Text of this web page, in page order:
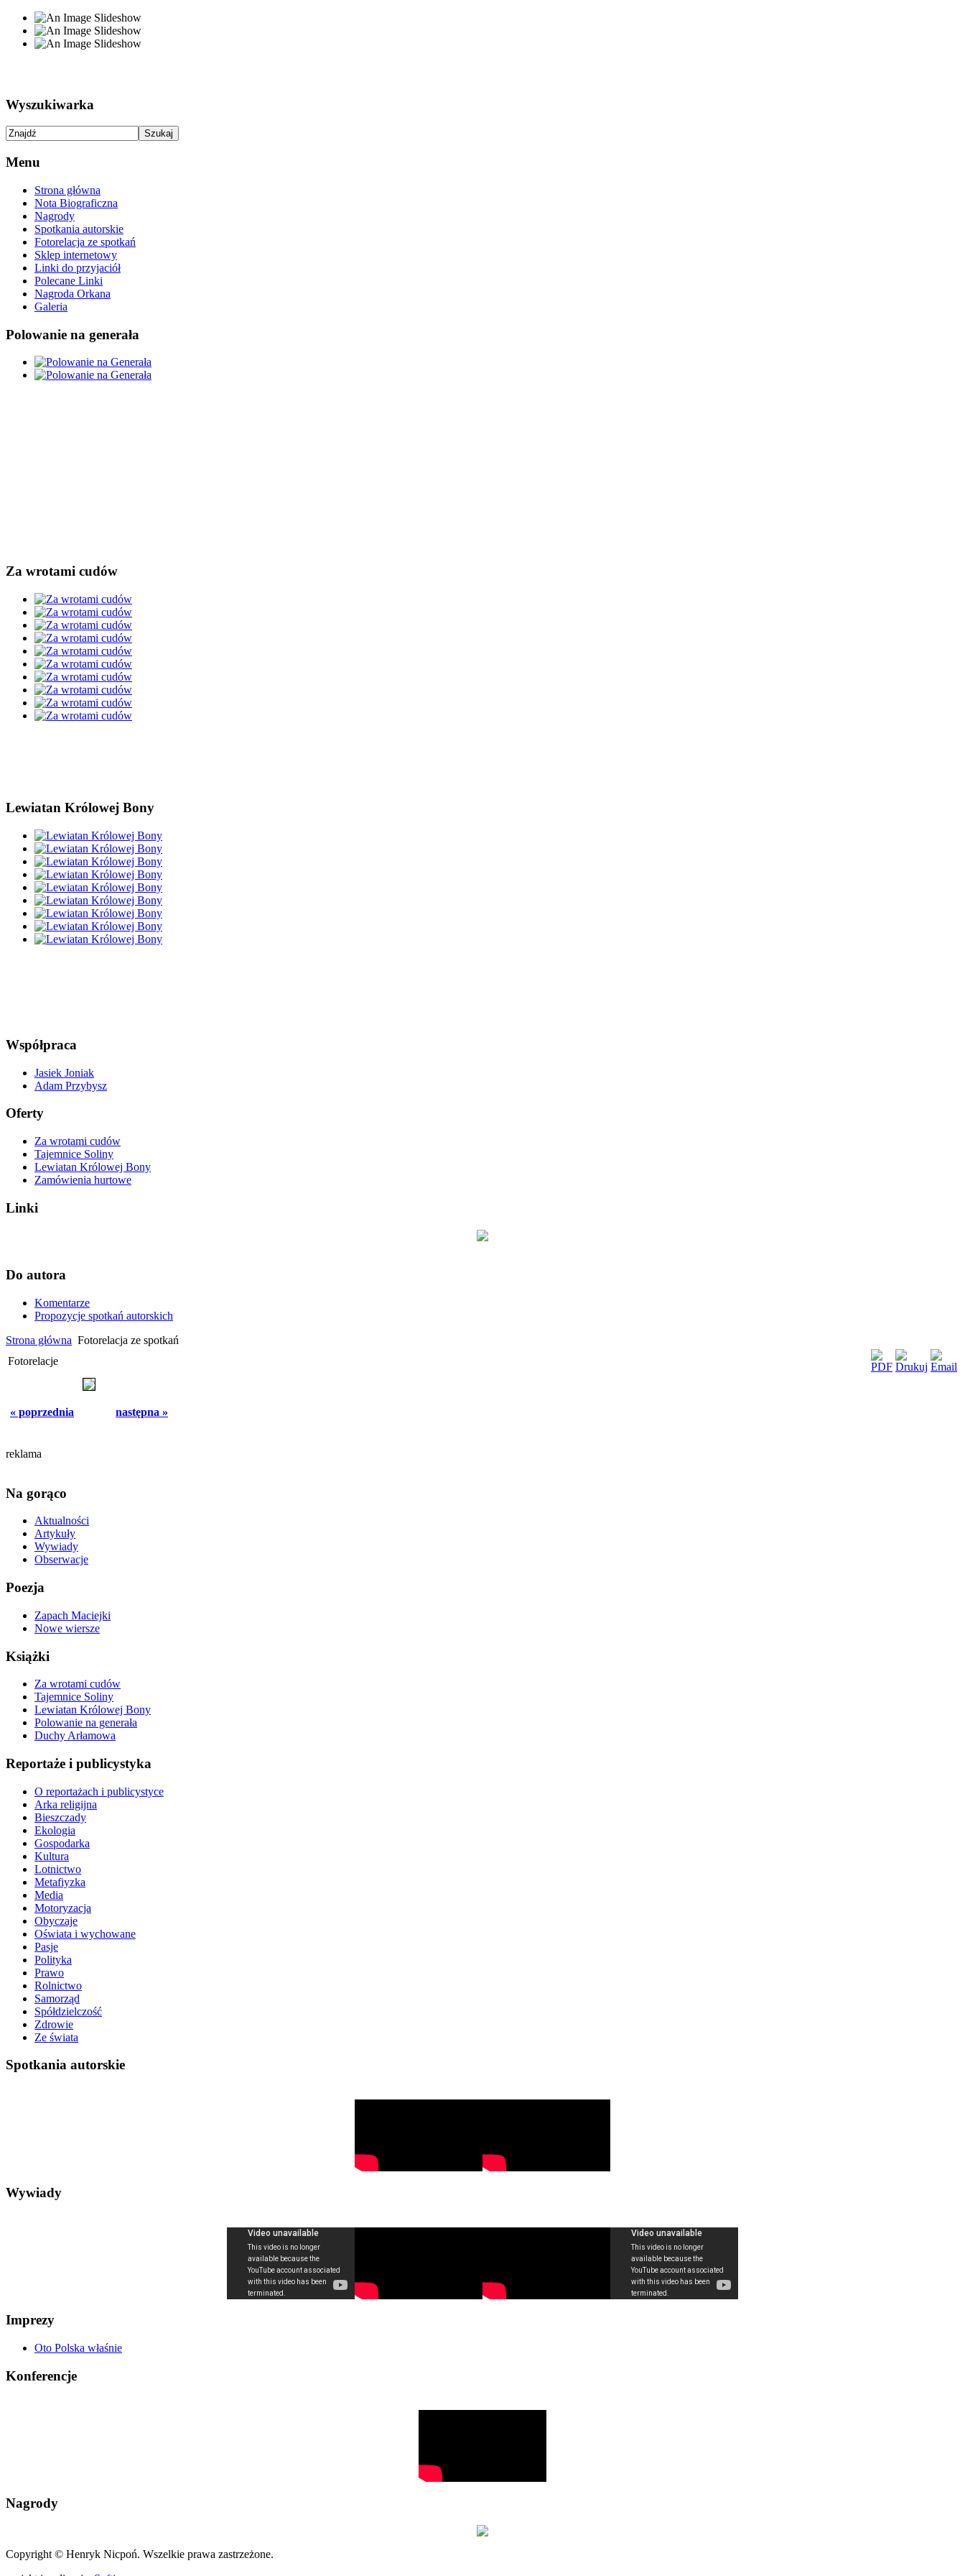
Wyszukiwarka
Menu
Strona główna
Nota Biograficzna
Nagrody
Spotkania autorskie
Fotorelacja ze spotkań
Sklep internetowy
Linki do przyjaciół
Polecane Linki
Nagroda Orkana
Galeria
Polowanie na generała
Za wrotami cudów
Lewiatan Królowej Bony
Współpraca
Jasiek Joniak
Adam Przybysz
Oferty
Za wrotami cudów
Tajemnice Soliny
Lewiatan Królowej Bony
Zamówienia hurtowe
Linki
Do autora
Komentarze
Propozycje spotkań autorskich
Strona główna Fotorelacja ze spotkań
Fotorelacje
« poprzednia następna »
reklama
Na gorąco
Aktualności
Artykuły
Wywiady
Obserwacje
Poezja
Zapach Maciejki
Nowe wiersze
Książki
Za wrotami cudów
Tajemnice Soliny
Lewiatan Królowej Bony
Polowanie na generała
Duchy Arłamowa
Reportaże i publicystyka
O reportażach i publicystyce
Arka religijna
Bieszczady
Ekologia
Gospodarka
Kultura
Lotnictwo
Metafiyzka
Media
Motoryzacja
Obyczaje
Oświata i wychowane
Pasje
Polityka
Prawo
Rolnictwo
Samorząd
Spółdzielczość
Zdrowie
Ze świata
Spotkania autorskie
Wywiady
Imprezy
Oto Polska właśnie
Konferencje
Nagrody
Copyright © Henryk Nicpoń. Wszelkie prawa zastrzeżone.